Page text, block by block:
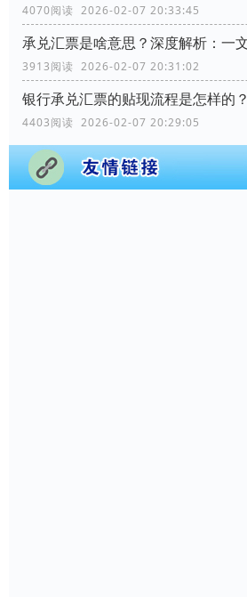
4070阅读 2026-02-07 20:33:45
3913阅读 2026-02-07 20:31:02
银行承兑汇票的贴现流程是怎样的？
4403阅读 2026-02-07 20:29:05